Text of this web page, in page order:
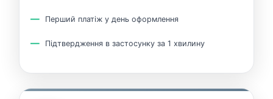
Перший платіж у день оформлення
Підтвердження в застосунку за 1 хвилину